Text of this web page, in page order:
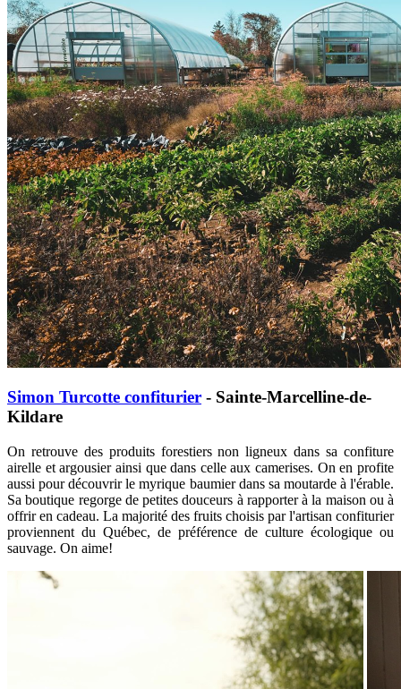
Simon Turcotte confiturier - Sainte-Marcelline-de-
Kildare
On retrouve des produits forestiers non ligneux dans sa confiture
airelle et argousier ainsi que dans celle aux camerises. On en profite
aussi pour découvrir le myrique baumier dans sa moutarde à l'érable.
Sa boutique regorge de petites douceurs à rapporter à la maison ou à
offrir en cadeau. La majorité des fruits choisis par l'artisan confiturier
proviennent du Québec, de préférence de culture écologique ou
sauvage. On aime!